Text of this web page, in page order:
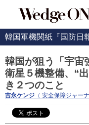
韓国軍機関紙『国防日
韓国が狙う「宇宙
衛星５機整備、“
き２つのこと
吉永ケンジ （ 安全保障ジャー